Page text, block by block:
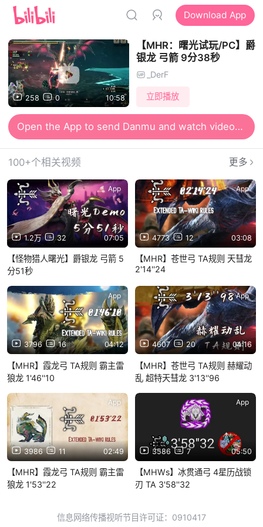
Download App
258 0 10:58
【MHR：曙光试玩/PC】爵
银龙 弓箭 9分38秒
_DerF
立即播放
Open the App to send Danmu and watch videos together
100+个相关视频 更多
1.2万 32 07:05
App
【怪物猎人曙光】爵银龙 弓箭 5
分51秒
4773 12 03:08
App
【MHR】苍世弓 TA规则 天彗龙
2'14''24
3796 16 04:12
App
【MHR】霞龙弓 TA规则 霸主雷
狼龙 1'46''10
4607 20 04:16
App
【MHR】苍世弓 TA规则 赫耀动
乱 超特天彗龙 3'13''96
3986 11 02:49
App
【MHR】霞龙弓 TA规则 霸主雷
狼龙 1'53''22
3586 7 05:50
App
【MHWs】冰贯通弓 4星历战锁
刃 TA 3'58''32
信息网络传播视听节目许可证：0910417